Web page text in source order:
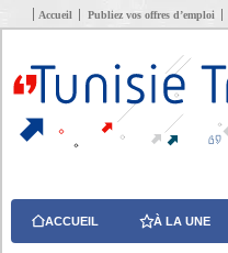
Accueil Publiez vos offres d’emploi
ACCUEIL À LA UNE